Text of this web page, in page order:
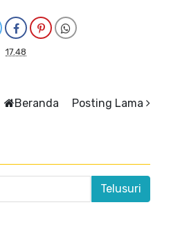
17.48
Posting Lama
Beranda